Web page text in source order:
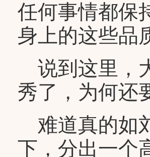
任何事情都保
身上的这些品
说到这里，
秀了，为何还
难道真的如
下，分出一个